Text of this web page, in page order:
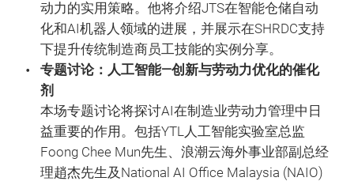
动力的实用策略。他将介绍JTS在智能仓储自动
化和AI机器人领域的进展，并展示在SHRDC支持
下提升传统制造商员工技能的实例分享。
专题讨论：人工智能—创新与劳动力优化的催化
剂
本场专题讨论将探讨AI在制造业劳动力管理中日
益重要的作用。包括YTL人工智能实验室总监
Foong Chee Mun先生、浪潮云海外事业部副总经
理趙杰先生及National AI Office Malaysia (NAIO)